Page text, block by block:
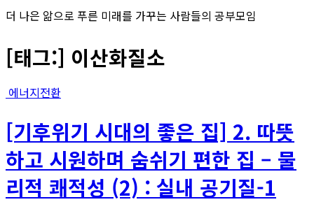
더 나은 앎으로 푸른 미래를 가꾸는 사람들의 공부모임
[태그:] 이산화질소
에너지전환
[기후위기 시대의 좋은 집] 2. 따뜻
하고 시원하며 숨쉬기 편한 집 – 물
리적 쾌적성 (2) : 실내 공기질-1